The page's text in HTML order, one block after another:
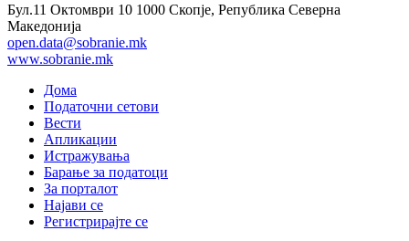
Бул.11 Октомври 10 1000 Скопје, Република Северна
Македонија
open.data@sobranie.mk
www.sobranie.mk
Дома
Податочни сетови
Вести
Апликации
Истражувања
Барање за податоци
За порталот
Најави се
Регистрирајте се